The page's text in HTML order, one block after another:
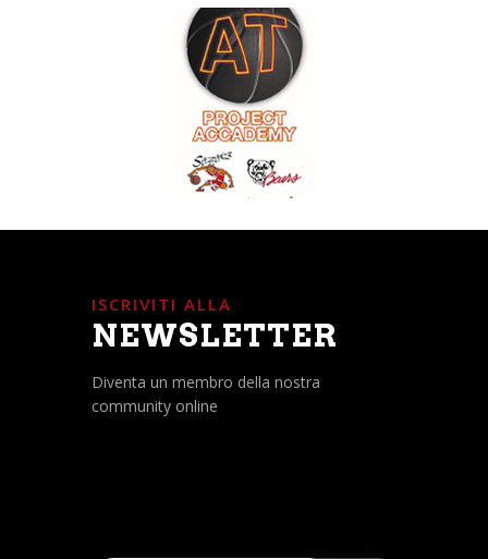
ISCRIVITI ALLA
NEWSLETTER
Diventa un membro della nostra
community online